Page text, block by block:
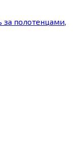
за полотенцами,